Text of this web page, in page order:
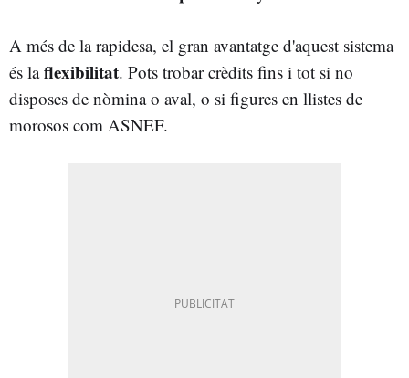
A més de la rapidesa, el gran avantatge d'aquest sistema
és laflexibilitat. Pots trobar crèdits fins i tot si no
disposes de nòmina o aval, o si figures en llistes de
morosos com ASNEF.